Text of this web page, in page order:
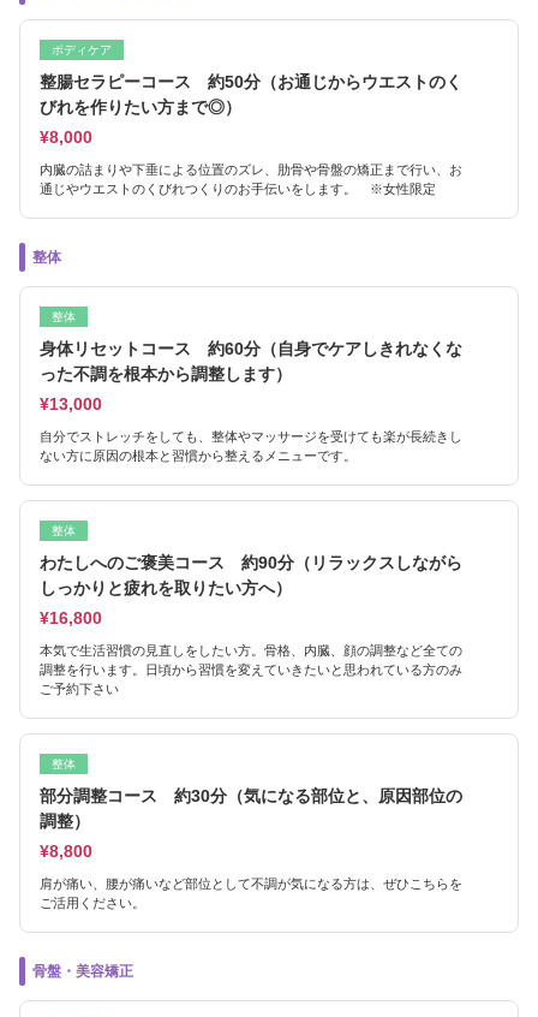
ボディケア
整腸セラピーコース 約50分（お通じからウエストのく
びれを作りたい方まで◎）
¥8,000
内臓の詰まりや下垂による位置のズレ、肋骨や骨盤の矯正まで行い、お
通じやウエストのくびれつくりのお手伝いをします。 ※女性限定
整体
整体
身体リセットコース 約60分（自身でケアしきれなくな
った不調を根本から調整します）
¥13,000
自分でストレッチをしても、整体やマッサージを受けても楽が長続きし
ない方に原因の根本と習慣から整えるメニューです。
整体
わたしへのご褒美コース 約90分（リラックスしながら
しっかりと疲れを取りたい方へ）
¥16,800
本気で生活習慣の見直しをしたい方。骨格、内臓、顔の調整など全ての
調整を行います。日頃から習慣を変えていきたいと思われている方のみ
ご予約下さい
整体
部分調整コース 約30分（気になる部位と、原因部位の
調整）
¥8,800
肩が痛い、腰が痛いなど部位として不調が気になる方は、ぜひこちらを
ご活用ください。
骨盤・美容矯正